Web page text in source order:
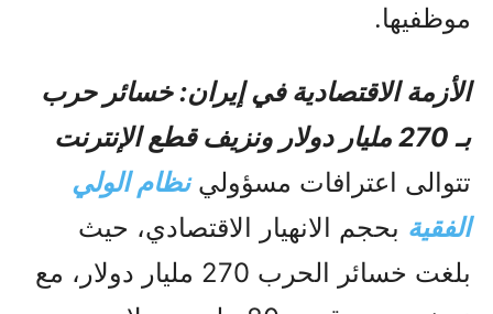
موظفيها.
الأزمة الاقتصادية في إيران: خسائر حرب
بـ 270 مليار دولار ونزيف قطع الإنترنت
تتوالى اعترافات مسؤولينظام الولي
الفقیة بحجم الانهيار الاقتصادي، حيث
بلغت خسائر الحرب 270 مليار دولار، مع